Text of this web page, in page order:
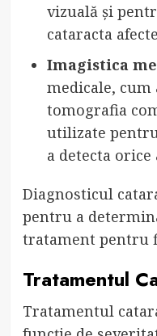
vizuală și
cataracta
Imagistica
medicale, cum
tomografia
utilizate
a detecta
Diagnosticul
pentru a
tratament pentru
Tratamentul
Tratamentul